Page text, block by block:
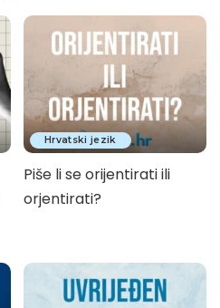
Hrvatski jezik
Piše li se orijentirati ili
orjentirati?